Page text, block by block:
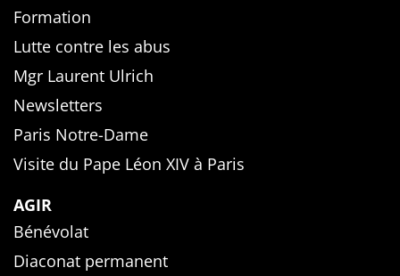
Formation
Lutte contre les abus
Mgr Laurent Ulrich
Newsletters
Paris Notre-Dame
Visite du Pape Léon XIV à Paris
AGIR
Bénévolat
Diaconat permanent